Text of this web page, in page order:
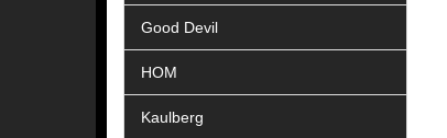
Good Devil
HOM
Kaulberg